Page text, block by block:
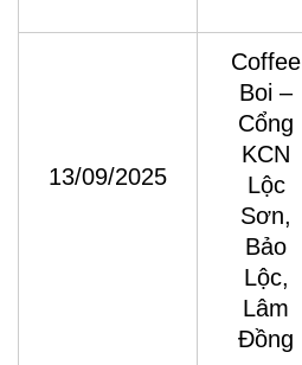
13/09/2025
Coffee
Boi –
Cổng
KCN
Lộc
Sơn,
Bảo
Lộc,
Lâm
Đồng